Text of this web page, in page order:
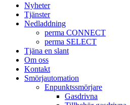
Nyheter
Tjänster
Nedladdning
perma CONNECT
perma SELECT
Tjäna en slant
Om oss
Kontakt
Smörjautomation
Enpunktssmörjare
Gasdrivna